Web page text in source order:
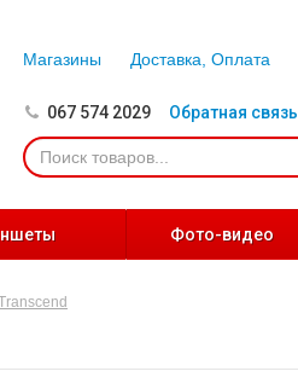
Магазины Доставка, Оплата
067 574 2029 Обратная связь
Фото-видео